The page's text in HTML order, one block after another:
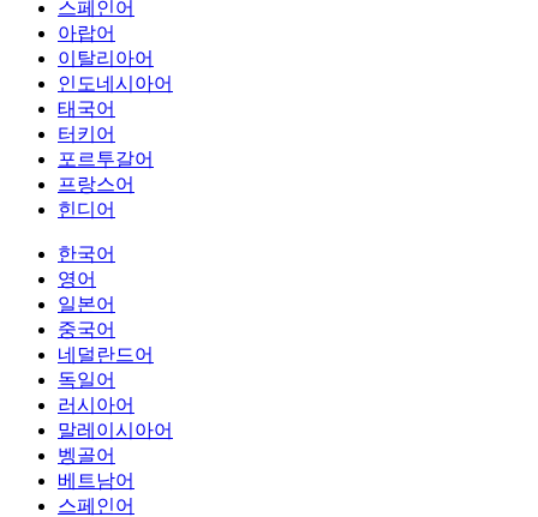
스페인어
아랍어
이탈리아어
인도네시아어
태국어
터키어
포르투갈어
프랑스어
힌디어
한국어
영어
일본어
중국어
네덜란드어
독일어
러시아어
말레이시아어
벵골어
베트남어
스페인어